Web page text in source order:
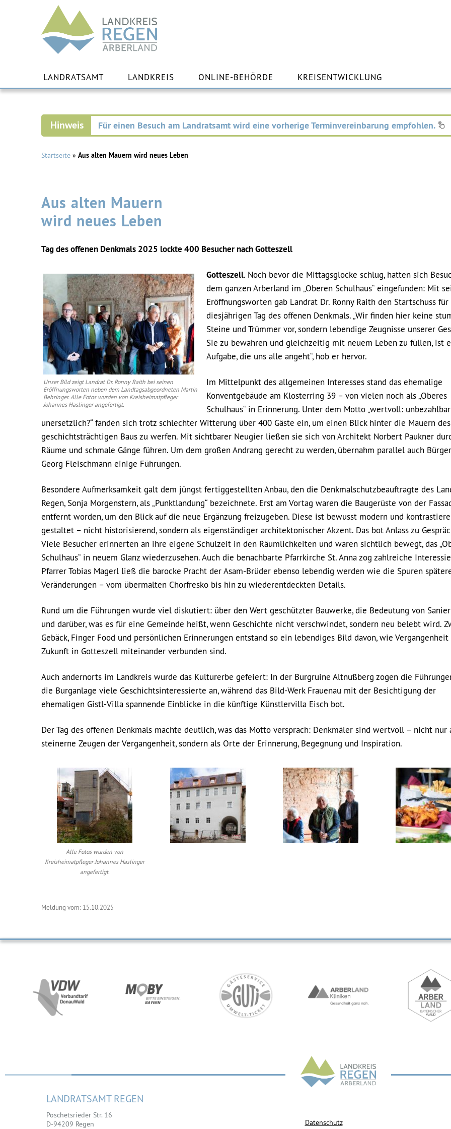
Landkreis
Regen
Inhalt
springen
LANDRATSAMT LANDKREIS ONLINE-BEHÖRDE KREISENTWICKLUNG
Für einen Besuch am Landratsamt wird eine vorherige Terminvereinbarung empfohlen.
Startseite » Aus alten Mauern wird neues Leben
Aus alten Mauern
wird neues Leben
Tag des offenen Denkmals 2025 lockte 400 Besucher nach Gotteszell
Unser Bild zeigt Landrat Dr. Ronny Raith bei seinen
Eröffnungsworten neben dem Landtagsabgeordneten Martin
Behringer. Alle Fotos wurden von Kreisheimatpfleger
Johannes Haslinger angefertigt.
Gotteszell. Noch bevor die Mittagsglocke schlug, hatten sich
dem ganzen Arberland im „Oberen Schulhaus“ eingefunden: Mit
Eröffnungsworten gab Landrat Dr. Ronny Raith den Startschuss für
diesjährigen Tag des offenen Denkmals. „Wir finden hier keine
Steine und Trümmer vor, sondern lebendige Zeugnisse unserer
Sie zu bewahren und gleichzeitig mit neuem Leben zu füllen, ist
Aufgabe, die uns alle angeht“, hob er hervor.
Im Mittelpunkt des allgemeinen Interesses stand das ehemalige
Konventgebäude am Klosterring 39 – von vielen noch als „Oberes
Schulhaus“ in Erinnerung. Unter dem Motto „wertvoll:
unersetzlich?“ fanden sich trotz schlechter Witterung über 400 Gäste ein, um einen Blick hinter die Mauern des
geschichtsträchtigen Baus zu werfen. Mit sichtbarer Neugier ließen sie sich von Architekt Norbert Paukner
Räume und schmale Gänge führen. Um dem großen Andrang gerecht zu werden, übernahm parallel auch
Georg Fleischmann einige Führungen.
Besondere Aufmerksamkeit galt dem jüngst fertiggestellten Anbau, den die Denkmalschutzbeauftragte des
Regen, Sonja Morgenstern, als „Punktlandung“ bezeichnete. Erst am Vortag waren die Baugerüste von der
entfernt worden, um den Blick auf die neue Ergänzung freizugeben. Diese ist bewusst modern und
gestaltet – nicht historisierend, sondern als eigenständiger architektonischer Akzent. Das bot Anlass zu
Viele Besucher erinnerten an ihre eigene Schulzeit in den Räumlichkeiten und waren sichtlich bewegt, das
Schulhaus“ in neuem Glanz wiederzusehen. Auch die benachbarte Pfarrkirche St. Anna zog zahlreiche
Pfarrer Tobias Magerl ließ die barocke Pracht der Asam-Brüder ebenso lebendig werden wie die Spuren
Veränderungen – vom übermalten Chorfresko bis hin zu wiederentdeckten Details.
Rund um die Führungen wurde viel diskutiert: über den Wert geschützter Bauwerke, die Bedeutung von
und darüber, was es für eine Gemeinde heißt, wenn Geschichte nicht verschwindet, sondern neu belebt wird.
Gebäck, Finger Food und persönlichen Erinnerungen entstand so ein lebendiges Bild davon, wie Vergangenheit
Zukunft in Gotteszell miteinander verbunden sind.
Auch andernorts im Landkreis wurde das Kulturerbe gefeiert: In der Burgruine Altnußberg zogen die
die Burganlage viele Geschichtsinteressierte an, während das Bild-Werk Frauenau mit der Besichtigung der
ehemaligen Gistl-Villa spannende Einblicke in die künftige Künstlervilla Eisch bot.
Der Tag des offenen Denkmals machte deutlich, was das Motto versprach: Denkmäler sind wertvoll – nicht nur
steinerne Zeugen der Vergangenheit, sondern als Orte der Erinnerung, Begegnung und Inspiration.
Alle Fotos wurden von
Kreisheimatpfleger Johannes Haslinger
angefertigt.
Meldung vom: 15.10.2025
LANDRATSAMT REGEN
Poschetsrieder Str. 16
D-94209 Regen
Datenschutz